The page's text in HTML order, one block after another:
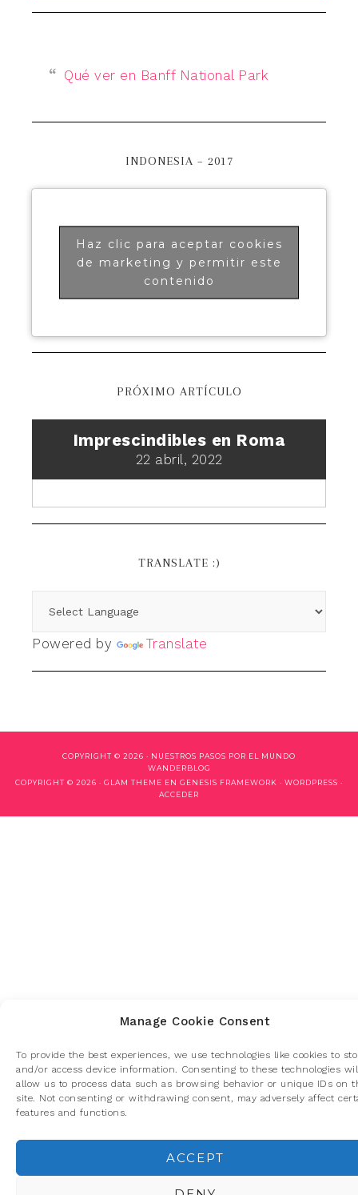
Manage Cookie Consent
To provide the best experiences, we use technologies like cookies to
and/or access device information. Consenting to these technologies
allow us to process data such as browsing behavior or unique IDs on
site. Not consenting or withdrawing consent, may adversely affect
features and functions.
ACCEPT
Qué ver en Banff National Park
INDONESIA – 2017
Haz clic para aceptar cookies
de marketing y permitir este
contenido
PRÓXIMO ARTÍCULO
Imprescindibles en Roma
22 abril, 2022
TRANSLATE :)
Powered by Translate
COPYRIGHT © 2026 · NUESTROS PASOS POR EL MUNDO
WANDERBLOG
COPYRIGHT © 2026 · GLAM THEME EN GENESIS FRAMEWORK · WORDPRESS ·
ACCEDER